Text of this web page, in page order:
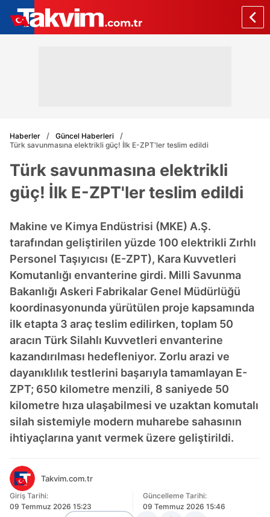
Haberler
Güncel Haberleri
Türk savunmasına elektrikli güç! İlk E-ZPT'ler teslim edildi
Türk savunmasına elektrikli
güç! İlk E-ZPT'ler teslim edildi
Makine ve Kimya Endüstrisi (MKE) A.Ş.
tarafından geliştirilen yüzde 100 elektrikli Zırhlı
Personel Taşıyıcısı (E-ZPT), Kara Kuvvetleri
Komutanlığı envanterine girdi. Milli Savunma
Bakanlığı Askeri Fabrikalar Genel Müdürlüğü
koordinasyonunda yürütülen proje kapsamında
ilk etapta 3 araç teslim edilirken, toplam 50
aracın Türk Silahlı Kuvvetleri envanterine
kazandırılması hedefleniyor. Zorlu arazi ve
dayanıklılık testlerini başarıyla tamamlayan E-
ZPT; 650 kilometre menzili, 8 saniyede 50
kilometre hıza ulaşabilmesi ve uzaktan komutalı
silah sistemiyle modern muharebe sahasının
ihtiyaçlarına yanıt vermek üzere geliştirildi.
Takvim.com.tr
Giriş Tarihi:
09 Temmuz 2026 15:23
Güncelleme Tarihi:
09 Temmuz 2026 15:46